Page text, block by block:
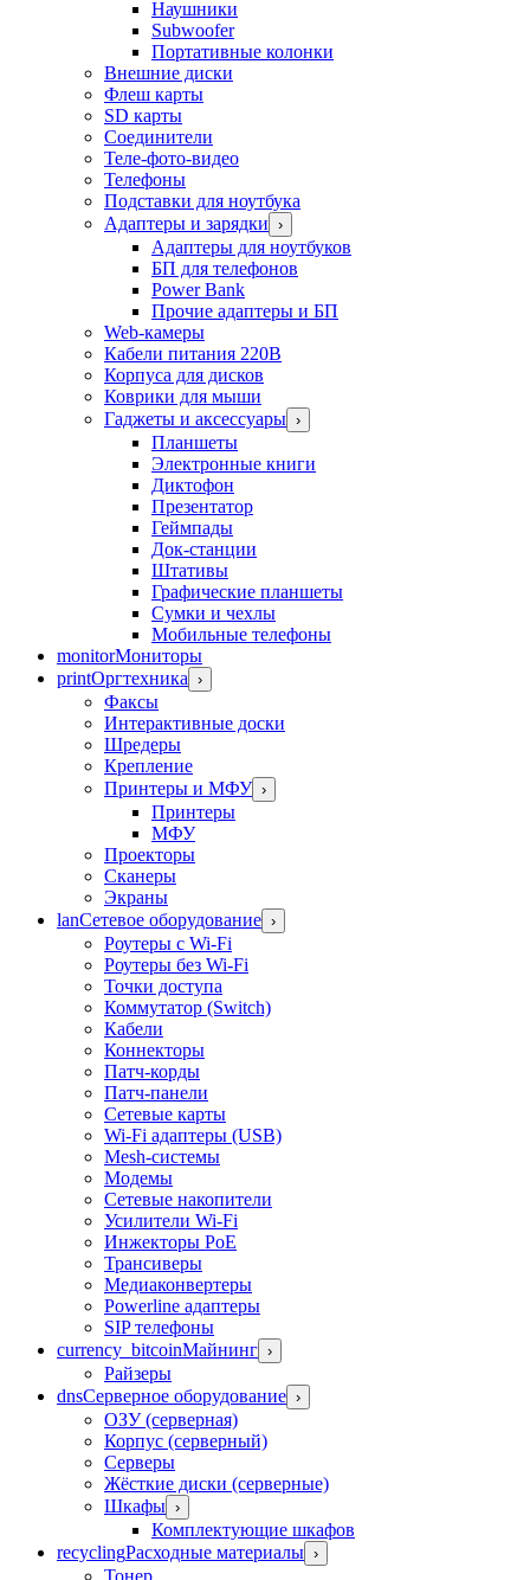
Наушники
Subwoofer
Портативные колонки
Внешние диски
Флеш карты
SD карты
Соединители
Теле-фото-видео
Телефоны
Подставки для ноутбука
Адаптеры и зарядки ›
Адаптеры для ноутбуков
БП для телефонов
Power Bank
Прочие адаптеры и БП
Web-камеры
Кабели питания 220В
Корпуса для дисков
Коврики для мыши
Гаджеты и аксессуары ›
Планшеты
Электронные книги
Диктофон
Презентатор
Геймпады
Док-станции
Штативы
Графические планшеты
Сумки и чехлы
Мобильные телефоны
monitorМониторы
printОргтехника ›
Факсы
Интерактивные доски
Шредеры
Крепление
Принтеры и МФУ ›
Принтеры
МФУ
Проекторы
Сканеры
Экраны
lanСетевое оборудование ›
Роутеры с Wi-Fi
Роутеры без Wi-Fi
Точки доступа
Коммутатор (Switch)
Кабели
Коннекторы
Патч-корды
Патч-панели
Сетевые карты
Wi-Fi адаптеры (USB)
Mesh-системы
Модемы
Сетевые накопители
Усилители Wi-Fi
Инжекторы PoE
Трансиверы
Медиаконвертеры
Powerline адаптеры
SIP телефоны
currency_bitcoinМайнинг ›
Райзеры
dnsСерверное оборудование ›
ОЗУ (серверная)
Корпус (серверный)
Серверы
Жёсткие диски (серверные)
Шкафы ›
Комплектующие шкафов
recyclingРасходные материалы ›
Тонер